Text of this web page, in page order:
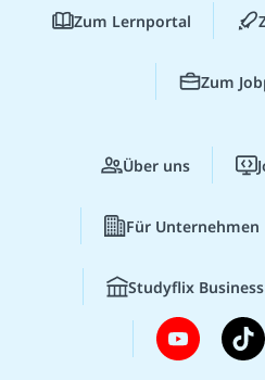
Zum Lernportal
Zum
Über uns
Für Unternehmen
Studyflix Business